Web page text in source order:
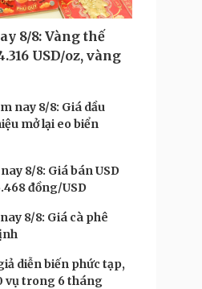
8/8: Vàng thế
USD/oz, vàng
nay 8/8: Giá dầu
mở lại eo biển
8/8: Giá bán USD
đồng/USD
8/8: Giá cà phê
diễn biến phức tạp,
vụ trong 6 tháng